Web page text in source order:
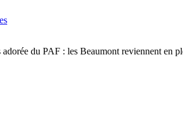
du PAF : les Beaumont reviennent